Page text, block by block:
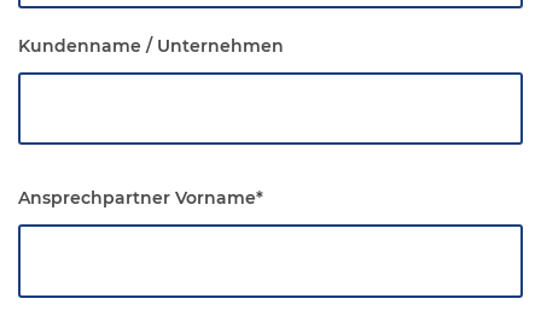
Kundenname / Unternehmen
Ansprechpartner Vorname*